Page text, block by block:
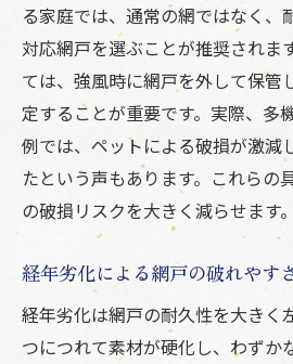
る家庭では、通常の網ではなく、
対応網戸を選ぶことが推奨されま
ては、強風時に網戸を外して保管
定することが重要です。実際、多
例では、ペットによる破損が激減
たという声もあります。これらの
の破損リスクを大きく減らせます。
経年劣化による網戸の破れやす
経年劣化は網戸の耐久性を大きく
つにつれて素材が硬化し、わずか